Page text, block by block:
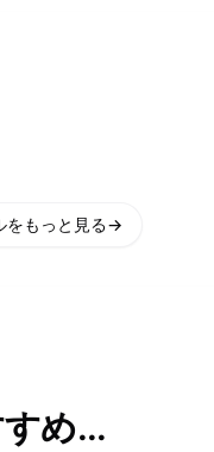
をもっと見る→
め...